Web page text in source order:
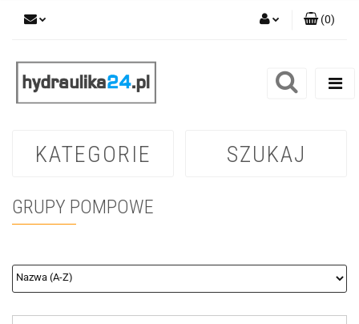
Zarejestruj się
(0)
KATEGORIE SZUKAJ
GRUPY POMPOWE